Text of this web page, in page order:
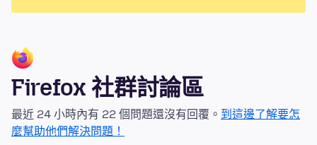
Firefox 社群討論區
最近 24 小時內有 22 個問題還沒有回覆。 到這邊了解要怎
麼幫助他們解決問題！